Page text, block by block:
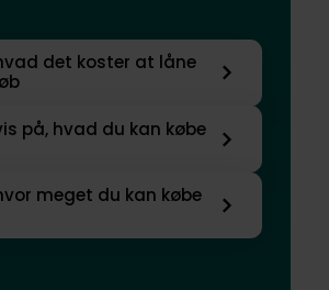
det koster at låne
på, hvad du kan købe
meget du kan købe